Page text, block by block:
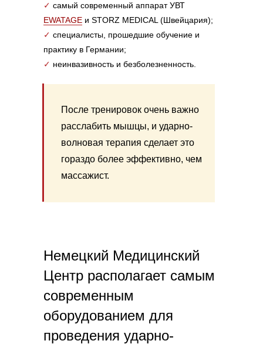
✓ самый современный аппарат УВТ
EWATAGE и STORZ MEDICAL (Швейцария);
✓ специалисты, прошедшие обучение и
практику в Германии;
✓ неинвазивность и безболезненность.
После тренировок очень важно
расслабить мышцы, и ударно-
волновая терапия сделает это
гораздо более эффективно, чем
массажист.
Немецкий Медицинский
Центр располагает самым
современным
оборудованием для
проведения ударно-